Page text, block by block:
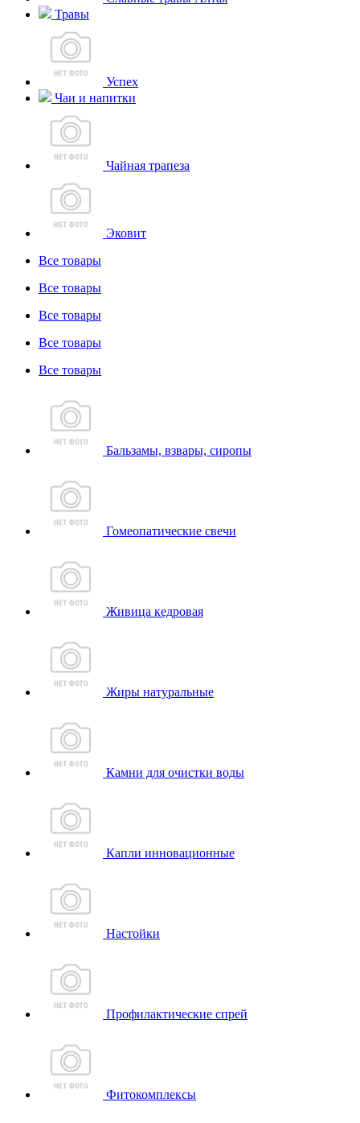
Травы
Успех
Чаи и напитки
Чайная трапеза
Эковит
Все товары
Все товары
Все товары
Все товары
Все товары
Бальзамы, взвары, сиропы
Гомеопатические свечи
Живица кедровая
Жиры натуральные
Камни для очистки воды
Капли инновационные
Настойки
Профилактические спрей
Фитокомплексы